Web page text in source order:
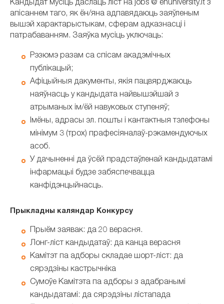
Кандыдат мусіць даслаць ліст на jobs @ ehuniversity.lt з
апісаннем таго, як ён/яна адпавядаюць заяўленым
вышэй характарыстыкам, сферам адказнасці і
патрабаванням. Заяўка мусіць уключаць:
Рэзюмэ разам са спісам акадэмічных
публікацый;
Афіцыйныя дакументы, якія пацвярджаюць
наяўнасць у кандыдата найвышэйшай з
атрыманых ім/ёй навуковых ступеняў;
Імёны, адрасы эл. пошты і кантактныя тэлефоны
мінімум 3 (трох) прафесіяналаў-рэкамендуючых
асоб.
У дачыненні да ўсёй прадстаўленай кандыдатамі
інфармацыі будзе забяспечвацца
канфідэнцыйнасць.
Прыкладны каляндар Конкурсу
Прыём заявак: да 20 верасня.
Лонг-ліст кандыдатаў: да канца верасня
Камітэт па адборы складае шорт-ліст: да
сярэдзіны кастрычніка
Сумоўе Камітэта па адборы з адабранымі
кандыдатамі: да сярэдзіны лістапада